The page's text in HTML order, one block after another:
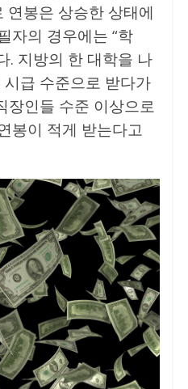
연봉은 상승한 상태에
자의 경우에는 “학
. 지방의 한 대학을 나
급 수준으로 받다가
장인들 수준 이상으로
봉이 적게 받는다고